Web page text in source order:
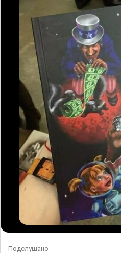
Подслушано